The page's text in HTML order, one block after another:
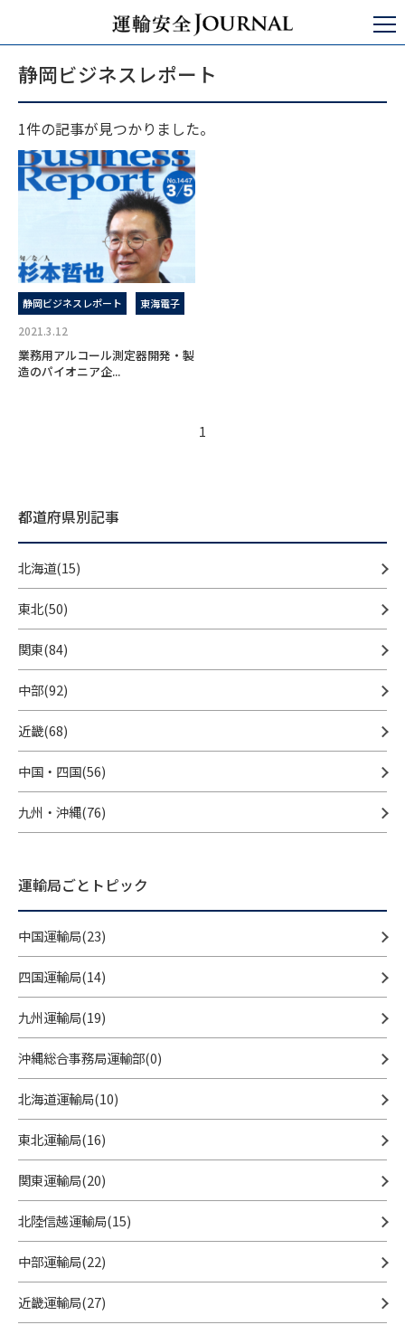
静岡ビジネスレポート
静岡ビジネスレポート
1件の記事が見つかりました。
静岡ビジネスレポート 東海電子
2021.3.12
業務用アルコール測定器開発・製
造のパイオニア企...
1
都道府県別記事
北海道(15)
東北(50)
関東(84)
中部(92)
近畿(68)
中国・四国(56)
九州・沖縄(76)
運輸局ごとトピック
中国運輸局(23)
四国運輸局(14)
九州運輸局(19)
沖縄総合事務局運輸部(0)
北海道運輸局(10)
東北運輸局(16)
関東運輸局(20)
北陸信越運輸局(15)
中部運輸局(22)
近畿運輸局(27)